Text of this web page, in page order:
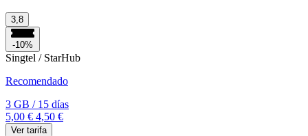
3,8
-10%
Singtel / StarHub
Recomendado
3 GB /15 días
5,00 € 4,50 €
Ver tarifa